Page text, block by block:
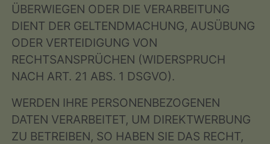
ÜBERWIEGEN ODER DIE VERARBEITUNG
DIENT DER GELTENDMACHUNG, AUSÜBUNG
ODER VERTEIDIGUNG VON
RECHTSANSPRÜCHEN (WIDERSPRUCH
NACH ART. 21 ABS. 1 DSGVO).
WERDEN IHRE PERSONENBEZOGENEN
DATEN VERARBEITET, UM DIREKTWERBUNG
ZU BETREIBEN, SO HABEN SIE DAS RECHT,